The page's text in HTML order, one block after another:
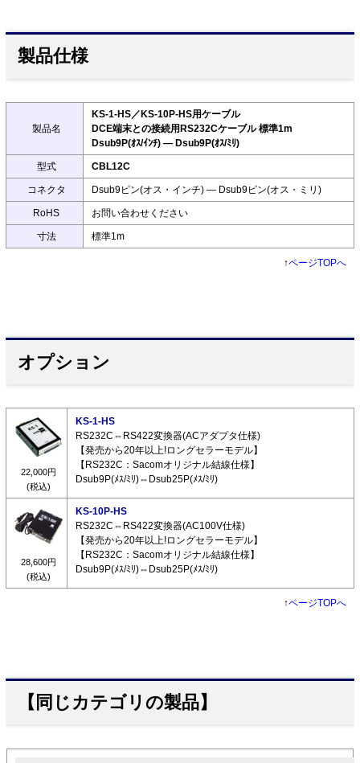
製品仕様
製品名
KS-1-HS／KS-10P-HS用ケーブル
DCE端末との接続用RS232Cケーブル 標準1m
Dsub9P(ｵｽ/ｲﾝﾁ) ― Dsub9P(ｵｽ/ﾐﾘ)
型式 CBL12C
コネクタ Dsub9ピン(オス・インチ) ― Dsub9ピン(オス・ミリ)
RoHS お問い合わせください
寸法 標準1m
↑ページTOPへ
オプション
22,000円
(税込)
KS-1-HS
RS232C⇔RS422変換器(ACアダプタ仕様)
【発売から20年以上!ロングセラーモデル】
【RS232C：Sacomオリジナル結線仕様】
Dsub9P(ﾒｽ/ﾐﾘ)⇔Dsub25P(ﾒｽ/ﾐﾘ)
28,600円
(税込)
KS-10P-HS
RS232C⇔RS422変換器(AC100V仕様)
【発売から20年以上!ロングセラーモデル】
【RS232C：Sacomオリジナル結線仕様】
Dsub9P(ﾒｽ/ﾐﾘ)⇔Dsub25P(ﾒｽ/ﾐﾘ)
↑ページTOPへ
【同じカテゴリの製品】